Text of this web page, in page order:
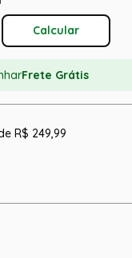
Calcular O Frete
Frete Grátis
R$ 249,99